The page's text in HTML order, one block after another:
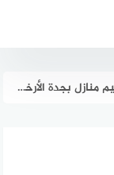
عام ٢٠٢٣ | مكة للخدمات المنزلية